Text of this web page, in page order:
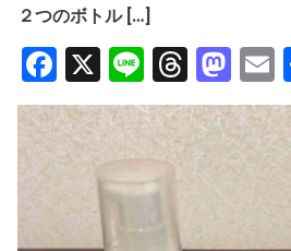
２つのボトル […]
Facebook
X Line